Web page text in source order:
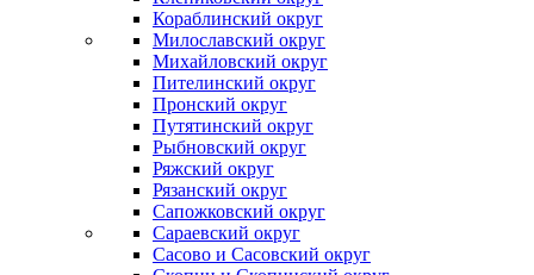
Кораблинский округ
Милославский округ
Михайловский округ
Пителинский округ
Пронский округ
Путятинский округ
Рыбновский округ
Ряжский округ
Рязанский округ
Сапожковский округ
Сараевский округ
Сасово и Сасовский округ